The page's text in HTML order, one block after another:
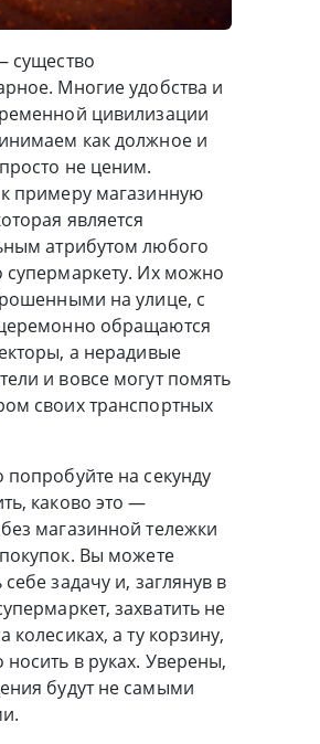
существо
Многие удобства и
цивилизации
как должное и
не ценим.
примеру магазинную
является
атрибутом любого
супермаркету. Их можно
на улице, с
обращаются
а нерадивые
и вовсе могут помять
своих транспортных
попробуйте на секунду
каково это —
магазинной тележки
Вы можете
себе задачу и, заглянув в
захватить не
колесиках, а ту корзину,
носить в руках. Уверены,
будут не самыми